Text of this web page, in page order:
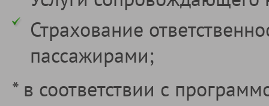
Страхование
пассажирами;
* в соответствии с